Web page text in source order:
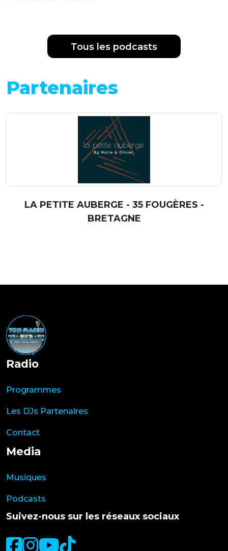
Tous les podcasts
Partenaires
LA PETITE AUBERGE - 35 FOUGÈRES -
BRETAGNE
Radio
Programmes
Les DJs Partenaires
Contact
Media
Musiques
Podcasts
Suivez-nous sur les réseaux sociaux